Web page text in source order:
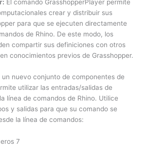
El comando GrasshopperPlayer permite
crear y distribuir sus
para que se ejecuten directamente
de Rhino. De este modo, los
compartir sus definiciones con otros
conocimientos previos de Grasshopper.
nuevo conjunto de componentes de
utilizar las entradas/salidas de
línea de comandos de Rhino. Utilice
y salidas para que su comando se
la línea de comandos: